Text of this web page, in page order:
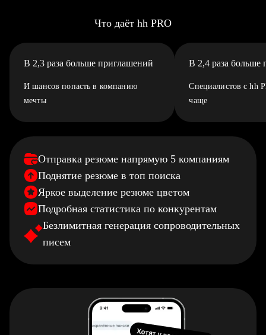
Что даёт hh PRO
В 2,3 раза больше приглашений
И шансов попасть в компанию
мечты
В 2,4 раза больше
Специалистов с hh
чаще
Отправка резюме напрямую 5 компаниям
Поднятие резюме в топ поиска
Яркое выделение резюме цветом
Подробная статистика по конкурентам
Безлимитная генерация сопроводительных
писем